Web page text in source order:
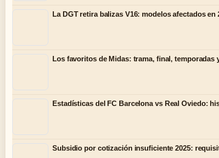
La DGT retira balizas V16: modelos afectados en
Los favoritos de Midas: trama, final, temporadas
Estadísticas del FC Barcelona vs Real Oviedo:
Subsidio por cotización insuficiente 2025: